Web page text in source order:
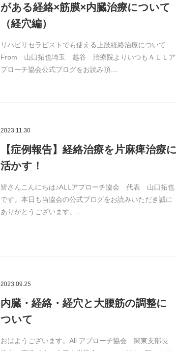
がある経絡×筋膜×内臓治療について
（経穴編）
リハビリセラピストでも使える上肢経絡治療について
From 山口拓也埼玉 越谷 治療院よりいつもＡＬＬア
プローチ協会公式ブログをお読み頂…
2023.11.30
【症例報告】経絡治療を片麻痺治療に
活かす！
皆さんこんにちは♪ALLアプローチ協会 代表 山口拓也
です。本日も当協会の公式ブログをお読みいただき誠に
ありがとうございます。…
2023.09.25
内臓・経絡・経穴と大腰筋の調整に
ついて
おはようございます。All アプローチ協会 関東支部長